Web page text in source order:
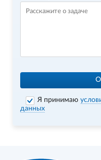
Я принимаю
данных